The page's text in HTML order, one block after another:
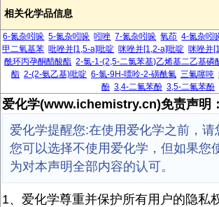
相关化学品信息
6-氮杂吲哚 5-氮杂吲哚 吲唑 7-氮杂吲哚 氧茚 4-氮杂吲
甲二氧基苯 吡唑并[1,5-a]吡啶 咪唑并[1,2-a]吡啶 咪唑并
酰环丙孕酮醋酸酯 2-氯-1-(2,5-二氯苯基)乙烯基二乙基磷
酯 2-(2-氨乙基)吡啶 6-氯-9H-嘌呤-2-磺酰氟 三氟噻吨
酚 3,4-二氟苯酚 3,5-二氟苯酚
爱化学(www.ichemistry.cn)免责声明：
爱化学提醒您:在使用爱化学之前，
您可以选择不使用爱化学，但如果您
为对本声明全部内容的认可。
1、爱化学尊重并保护所有用户的隐私